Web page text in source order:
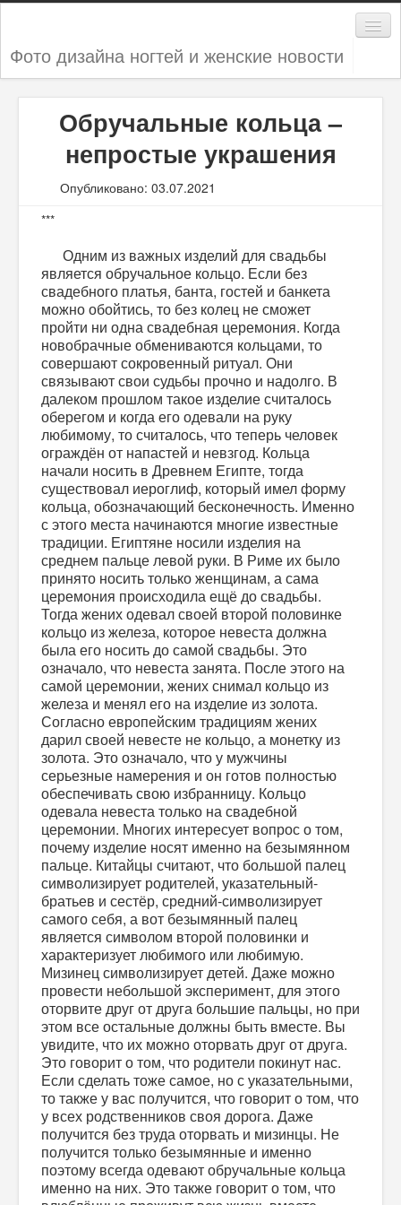
Фото дизайна ногтей и женские новости
Женские секреты
Мода и стиль
Новости
Обручальные кольца –
непростые украшения
Опубликовано: 03.07.2021
***
Одним из важных изделий для свадьбы
является обручальное кольцо. Если без
свадебного платья, банта, гостей и банкета
можно обойтись, то без колец не сможет
пройти ни одна свадебная церемония. Когда
новобрачные обмениваются кольцами, то
совершают сокровенный ритуал. Они
связывают свои судьбы прочно и надолго. В
далеком прошлом такое изделие считалось
оберегом и когда его одевали на руку
любимому, то считалось, что теперь человек
ограждён от напастей и невзгод. Кольца
начали носить в Древнем Египте, тогда
существовал иероглиф, который имел форму
кольца, обозначающий бесконечность. Именно
с этого места начинаются многие известные
традиции. Египтяне носили изделия на
среднем пальце левой руки. В Риме их было
принято носить только женщинам, а сама
церемония происходила ещё до свадьбы.
Тогда жених одевал своей второй половинке
кольцо из железа, которое невеста должна
была его носить до самой свадьбы. Это
означало, что невеста занята. После этого на
самой церемонии, жених снимал кольцо из
железа и менял его на изделие из золота.
Согласно европейским традициям жених
дарил своей невесте не кольцо, а монетку из
золота. Это означало, что у мужчины
серьезные намерения и он готов полностью
обеспечивать свою избранницу. Кольцо
одевала невеста только на свадебной
церемонии. Многих интересует вопрос о том,
почему изделие носят именно на безымянном
пальце. Китайцы считают, что большой палец
символизирует родителей, указательный-
братьев и сестёр, средний-символизирует
самого себя, а вот безымянный палец
является символом второй половинки и
характеризует любимого или любимую.
Мизинец символизирует детей. Даже можно
провести небольшой эксперимент, для этого
оторвите друг от друга большие пальцы, но при
этом все остальные должны быть вместе. Вы
увидите, что их можно оторвать друг от друга.
Это говорит о том, что родители покинут нас.
Если сделать тоже самое, но с указательными,
то также у вас получится, что говорит о том, что
у всех родственников своя дорога. Даже
получится без труда оторвать и мизинцы. Не
получится только безымянные и именно
поэтому всегда одевают обручальные кольца
именно на них. Это также говорит о том, что